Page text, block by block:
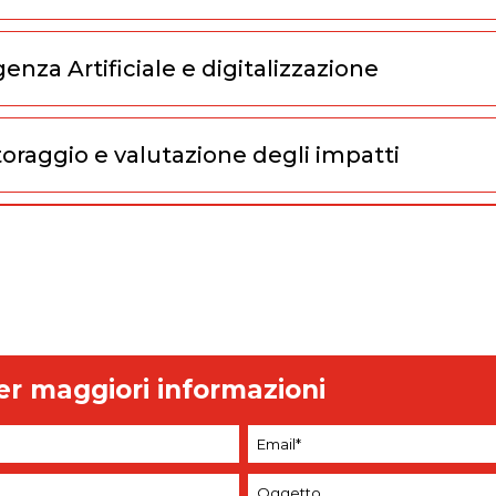
Artificiale e digitalizzazione
e valutazione degli impatti
maggiori informazioni